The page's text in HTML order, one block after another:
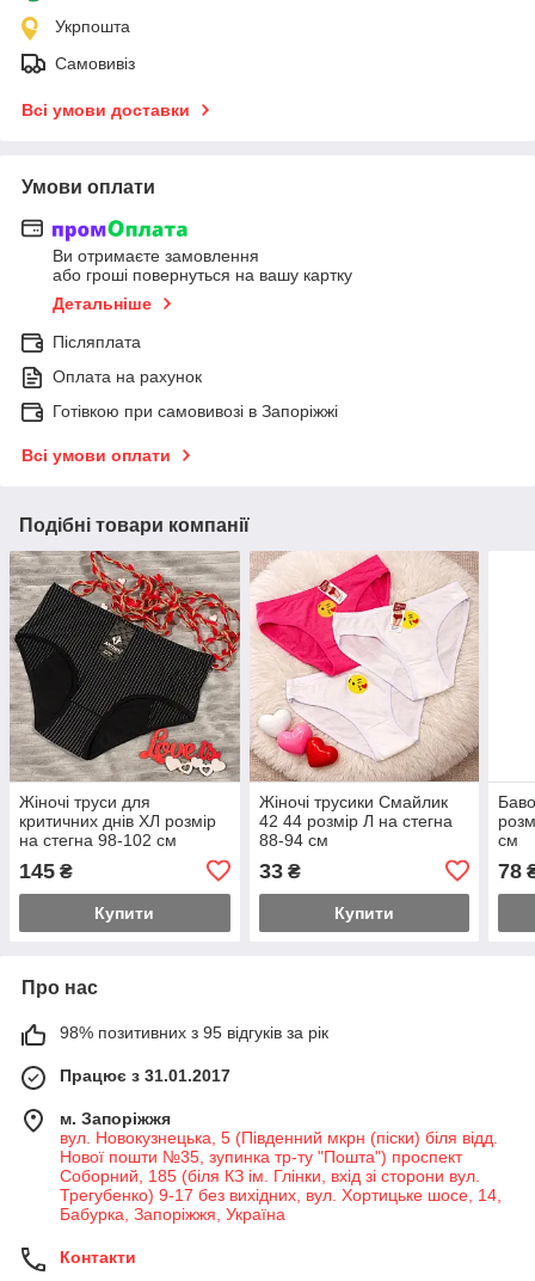
Укрпошта
Самовивіз
Всі умови доставки
Умови оплати
Ви отримаєте замовлення
або гроші повернуться на вашу картку
Детальніше
Післяплата
Оплата на рахунок
Готівкою при самовивозі в Запоріжжі
Всі умови оплати
Подібні товари компанії
Жіночі труси для
критичних днів ХЛ розмір
на стегна 98-102 см
145 ₴
Купити
Жіночі трусики Смайлик
42 44 розмір Л на стегна
88-94 см
33₴
Купити
см
78
Про нас
98% позитивних з 95 відгуків за рік
Працює з 31.01.2017
м. Запоріжжя
вул. Новокузнецька, 5 (Південний мкрн (піски) біля відд.
Нової пошти №35, зупинка тр-ту "Пошта") проспект
Соборний, 185 (біля КЗ ім. Глінки, вхід зі сторони вул.
Трегубенко) 9-17 без вихідних, вул. Хортицьке шосе, 14,
Бабурка, Запоріжжя, Україна
Контакти